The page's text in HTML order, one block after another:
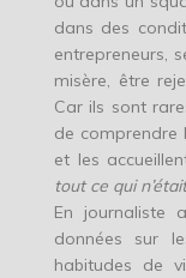
dans des
entrepreneurs,
misère, être
Car ils sont
de comprendre
et les
tout ce qui
En journaliste
données sur
habitudes de